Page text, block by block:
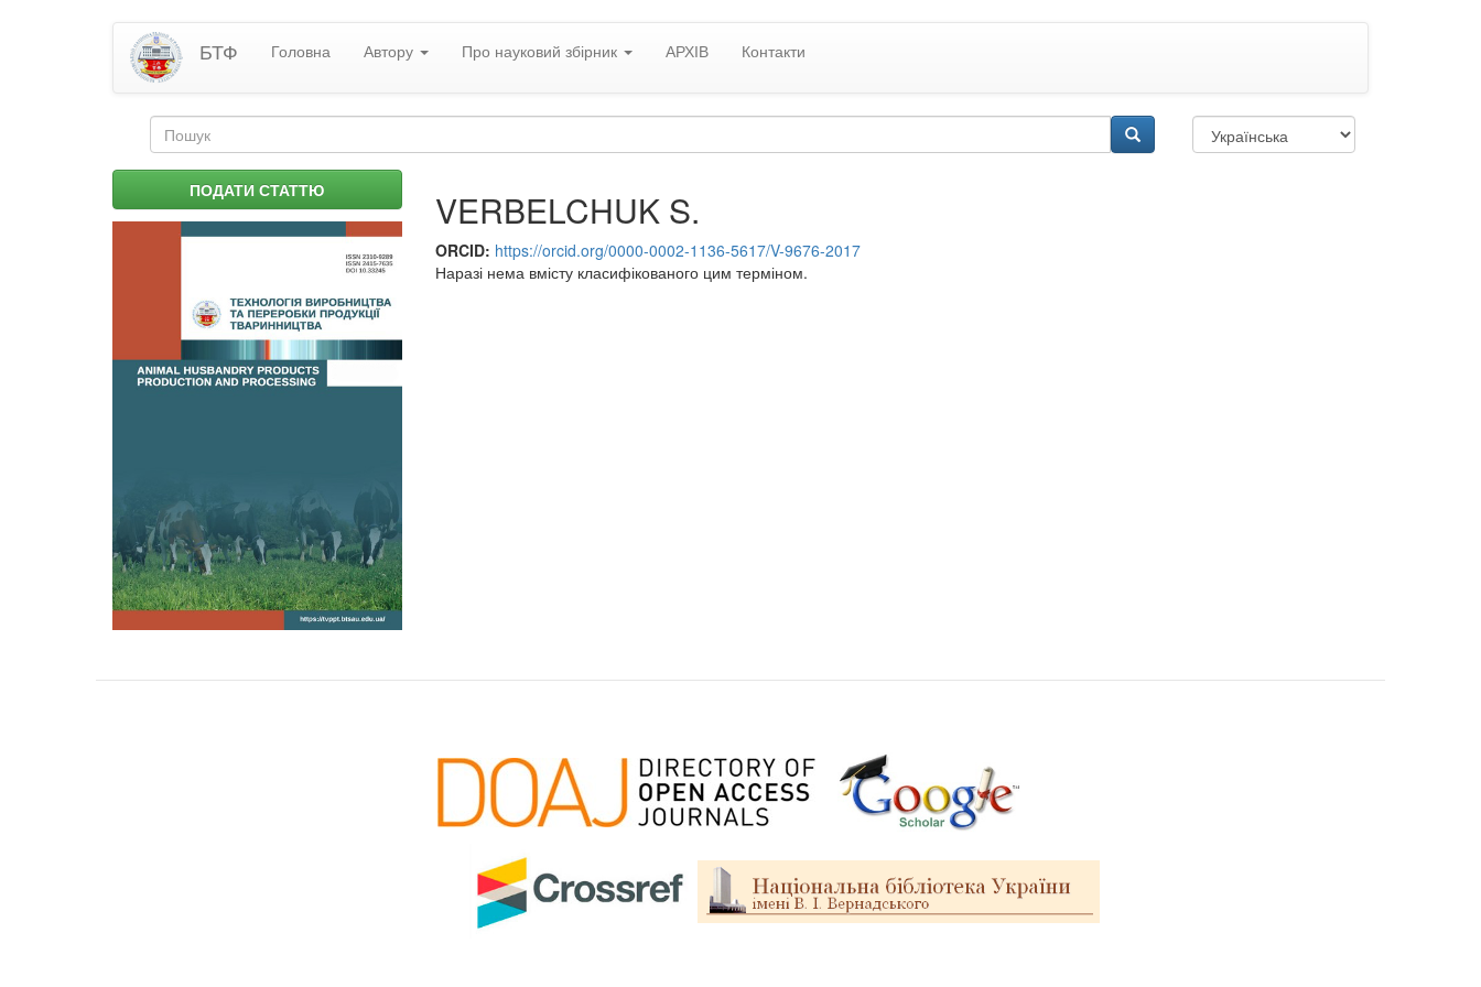
БТФ Головна Автору Про науковий збірник АРХІВ Контакти
Пошукова
форма
ПОДАТИ СТАТТЮ VERBELCHUK S.
ORCID: https://orcid.org/0000-0002-1136-5617/V-9676-2017
Наразі нема вмісту класифікованого цим терміном.